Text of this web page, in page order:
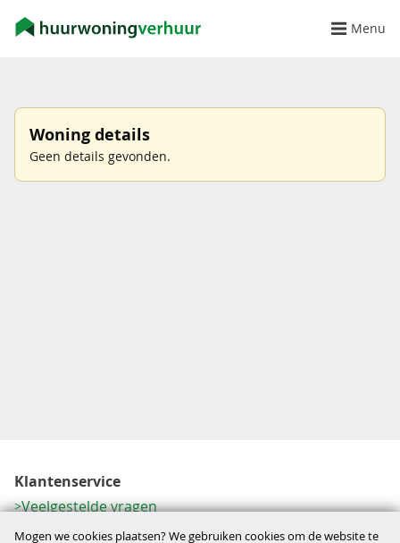
Menu
Woning details
Geen details gevonden.
Klantenservice
Veelgestelde vragen
Contactformulier
Mogen we cookies plaatsen? We gebruiken cookies om de website te